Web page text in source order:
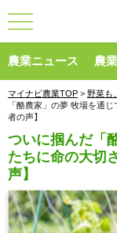
農業ニュース 農
マイナビ農業TOP > 野菜も
「酪農家」の夢 牧場を通
者の声】
ついに掴んだ「
たちに命の大切
声】